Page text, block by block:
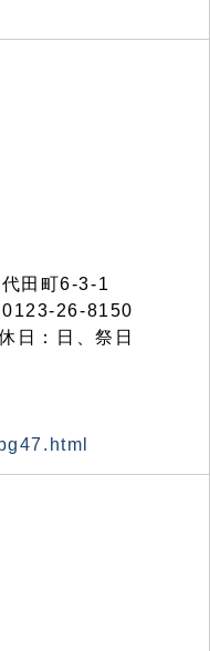
田町6-3-1
26-8150
日：日、祭日